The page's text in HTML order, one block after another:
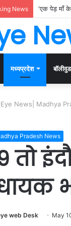
News ‘एक पेड़ माँ के
मध्यप्रदेश बॉलीवुड
Eye News| Madhya
Pradesh News
तो
web Desk May